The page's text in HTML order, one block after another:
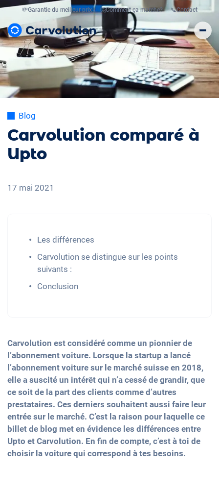
💸Garantie du meilleur prix 🤔Comment ça marche? 📞Contact
Blog
Carvolution comparé à
Upto
17 mai 2021
Les différences
Carvolution se distingue sur les points
suivants :
Conclusion
Carvolution est considéré comme un pionnier de
l’abonnement voiture. Lorsque la startup a lancé
l’abonnement voiture sur le marché suisse en 2018,
elle a suscité un intérêt qui n’a cessé de grandir, que
ce soit de la part des clients comme d’autres
prestataires. Ces derniers souhaitent aussi faire leur
entrée sur le marché. C’est la raison pour laquelle ce
billet de blog met en évidence les différences entre
Upto et Carvolution. En fin de compte, c’est à toi de
choisir la voiture qui correspond à tes besoins.